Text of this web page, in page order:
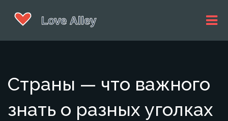
Страны — что важного
знать о разных уголках